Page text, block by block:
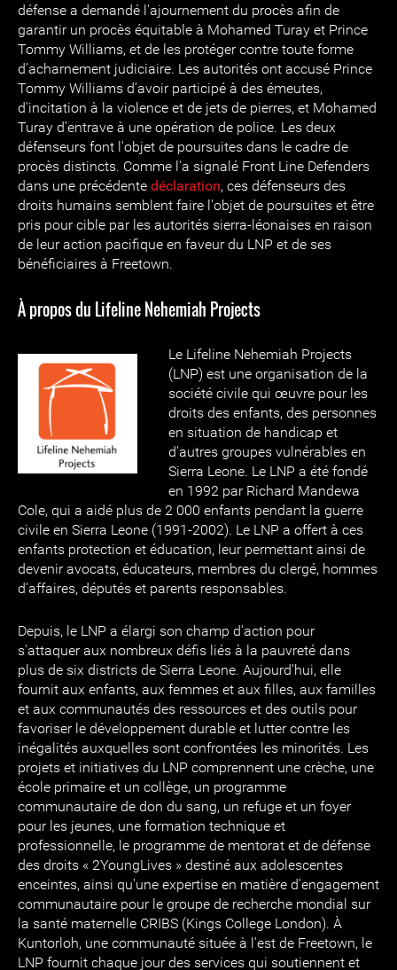
défense a demandé l'ajournement du procès afin de
garantir un procès équitable à Mohamed Turay et Prince
Tommy Williams, et de les protéger contre toute forme
d’acharnement judiciaire. Les autorités ont accusé Prince
Tommy Williams d’avoir participé à des émeutes,
d'incitation à la violence et de jets de pierres, et Mohamed
Turay d'entrave à une opération de police. Les deux
défenseurs font l'objet de poursuites dans le cadre de
procès distincts. Comme l'a signalé Front Line Defenders
dans une précédente déclaration, ces défenseurs des
droits humains semblent faire l'objet de poursuites et être
pris pour cible par les autorités sierra-léonaises en raison
de leur action pacifique en faveur du LNP et de ses
bénéficiaires à Freetown.
À propos du Lifeline Nehemiah Projects
Le Lifeline Nehemiah Projects
(LNP) est une organisation de la
société civile qui œuvre pour les
droits des enfants, des personnes
en situation de handicap et
d'autres groupes vulnérables en
Sierra Leone. Le LNP a été fondé
en 1992 par Richard Mandewa
Cole, qui a aidé plus de 2 000 enfants pendant la guerre
civile en Sierra Leone (1991-2002). Le LNP a offert à ces
enfants protection et éducation, leur permettant ainsi de
devenir avocats, éducateurs, membres du clergé, hommes
d'affaires, députés et parents responsables.
Depuis, le LNP a élargi son champ d'action pour
s'attaquer aux nombreux défis liés à la pauvreté dans
plus de six districts de Sierra Leone. Aujourd'hui, elle
fournit aux enfants, aux femmes et aux filles, aux familles
et aux communautés des ressources et des outils pour
favoriser le développement durable et lutter contre les
inégalités auxquelles sont confrontées les minorités. Les
projets et initiatives du LNP comprennent une crèche, une
école primaire et un collège, un programme
communautaire de don du sang, un refuge et un foyer
pour les jeunes, une formation technique et
professionnelle, le programme de mentorat et de défense
des droits « 2YoungLives » destiné aux adolescentes
enceintes, ainsi qu'une expertise en matière d'engagement
communautaire pour le groupe de recherche mondial sur
la santé maternelle CRIBS (Kings College London). À
Kuntorloh, une communauté située à l'est de Freetown, le
LNP fournit chaque jour des services qui soutiennent et